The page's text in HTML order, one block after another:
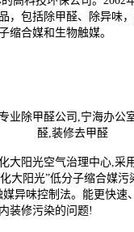
，包括除甲醛、除异味
缩合媒和生物触媒。
大阳光空气治理中心,采
大阳光”低分子缩合媒污
媒异味控制法。能更快速
装修污染的问题!